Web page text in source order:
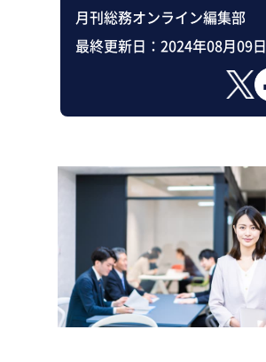
月刊総務オンライン編集部
最終更新日： 2024年08月09日